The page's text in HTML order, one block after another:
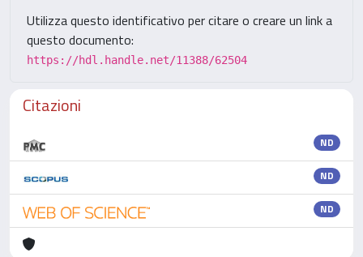
Utilizza questo identificativo per citare o creare un link a
questo documento:
https://hdl.handle.net/11388/62504
Citazioni
ND
ND
ND